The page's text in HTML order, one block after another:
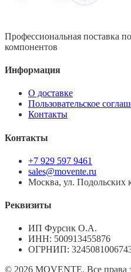
Профессиональная поставка
компонентов
Информация
О доставке
Пользовательское
Контакты
Контакты
+7 929 597 9461
sales@movente.ru
Москва, ул. Подольских
Реквизиты
ИП Фурсик О.А.
ИНН: 500913455876
ОГРНИП:
© 2026 MOVENTE. Все